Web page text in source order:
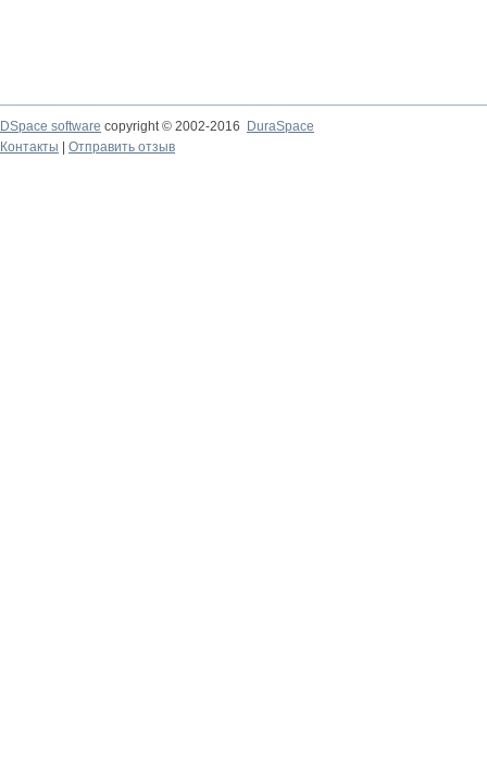
DSpace software copyright © 2002-2016
DuraSpace
Контакты
Отправить отзыв